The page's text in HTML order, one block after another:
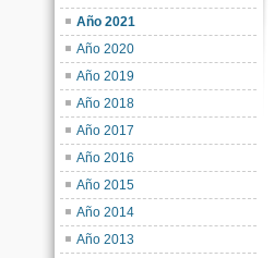
Año 2021
Año 2020
Año 2019
Año 2018
Año 2017
Año 2016
Año 2015
Año 2014
Año 2013